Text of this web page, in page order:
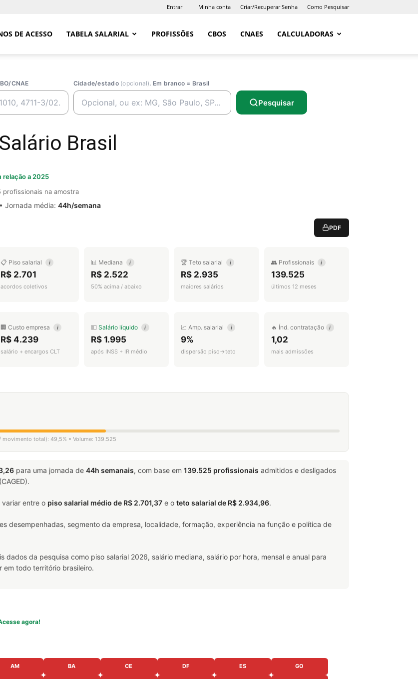
Entrar Minha conta Criar/Recuperar Senha Como Pesquisar
DE ACESSO TABELA SALARIAL PROFISSÕES CBOS CNAES CALCULADORAS
CNAE Cidade/estado (opcional). Em branco = Brasil
Pesquisar
Brasil
relação a 2025
profissionais na amostra
Jornada média: 44h/semana
PDF
📋 Piso salarial i
R$ 2.701
acordos coletivos
📊 Mediana i
R$ 2.522
50% acima / abaixo
🏆 Teto salarial i
R$ 2.935
maiores salários
👥 Profissionais i
139.525
últimos 12 meses
🏢 Custo empresa i
R$ 4.239
salário + encargos CLT
💵 Salário líquido i
R$ 1.995
após INSS + IR médio
📈 Amp. salarial i
9%
dispersão piso→teto
🔥 Índ. contratação i
1,02
mais admissões
total): 49,5% • Volume: 139.525
para uma jornada de 44h semanais, com base em 139.525 profissionais admitidos e desligados
entre o piso salarial médio de R$ 2.701,37 e o teto salarial de R$ 2.934,96.
desempenhadas, segmento da empresa, localidade, formação, experiência na função e política de
dados da pesquisa como piso salarial 2026, salário mediana, salário por hora, mensal e anual para
em todo território brasileiro.
agora!
AM BA CE DF ES GO